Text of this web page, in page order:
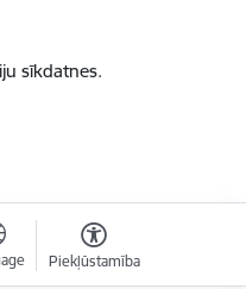
sīkdatnes.
Piekļūstamība